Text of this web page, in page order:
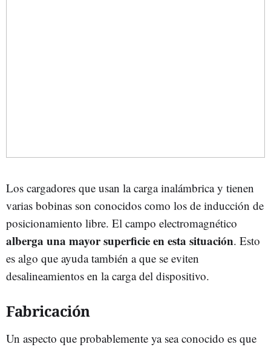
Los cargadores que usan la carga inalámbrica y tienen
varias bobinas son conocidos como los de inducción de
posicionamiento libre. El campo electromagnético
alberga una mayor superficie en esta situación. Esto
es algo que ayuda también a que se eviten
desalineamientos en la carga del dispositivo.
Fabricación
Un aspecto que probablemente ya sea conocido es que